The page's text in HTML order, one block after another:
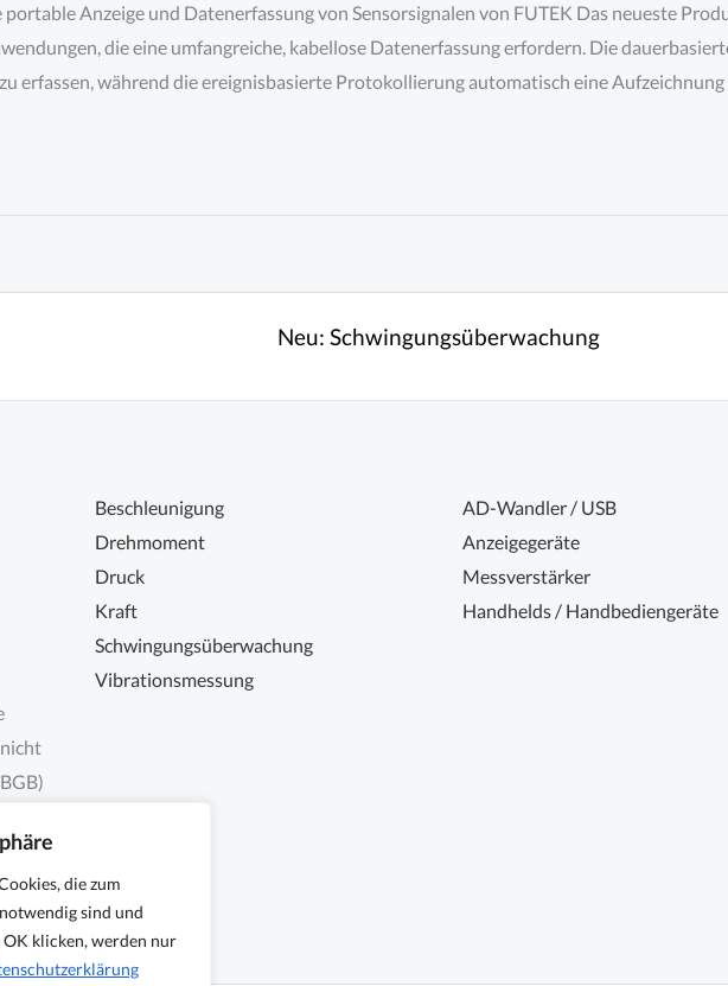
die zum
sind und
OK klicken, werden nur
Anzeige und Datenerfassung von Sensorsignalen von FUTEK Das neueste
die eine umfangreiche, kabellose Datenerfassung erfordern. Die
erfassen, während die ereignisbasierte Protokollierung automatisch eine
Neu: Schwingungsüberwachung
Beschleunigung
Drehmoment
Druck
Kraft
Schwingungsüberwachung
Vibrationsmessung
AD-Wandler / USB
Anzeigegeräte
Messverstärker
Handhelds / Handbediengeräte